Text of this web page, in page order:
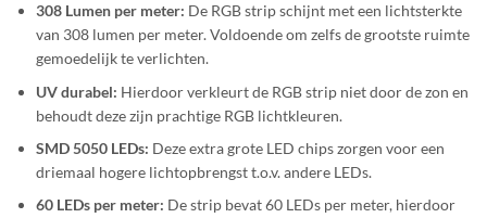
308 Lumen per meter: De RGB strip schijnt met een lichtsterkte
van 308 lumen per meter. Voldoende om zelfs de grootste ruimte
gemoedelijk te verlichten.
UV durabel: Hierdoor verkleurt de RGB strip niet door de zon en
behoudt deze zijn prachtige RGB lichtkleuren.
SMD 5050 LEDs: Deze extra grote LED chips zorgen voor een
driemaal hogere lichtopbrengst t.o.v. andere LEDs.
60 LEDs per meter: De strip bevat 60 LEDs per meter, hierdoor